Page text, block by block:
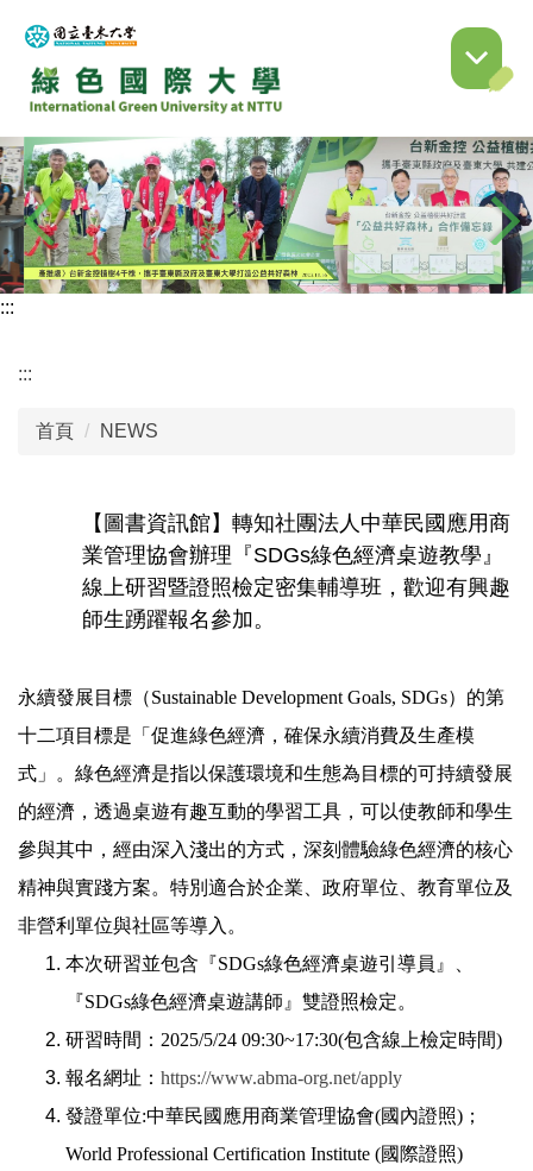
到
內
容
區
:::
:::
首頁 NEWS
【圖書資訊館】轉知社團法人中華民國應用商
業管理協會辦理『SDGs綠色經濟桌遊教學』
線上研習暨證照檢定密集輔導班，歡迎有興趣
師生踴躍報名參加。
永續發展目標（Sustainable Development Goals, SDGs）的第
十二項目標是「促進綠色經濟，確保永續消費及生產模
式」。綠色經濟是指以保護環境和生態為目標的可持續發展
的經濟，透過桌遊有趣互動的學習工具，可以使教師和學生
參與其中，經由深入淺出的方式，深刻體驗綠色經濟的核心
精神與實踐方案。特別適合於企業、政府單位、教育單位及
非營利單位與社區等導入。
本次研習並包含『SDGs綠色經濟桌遊引導員』、
『SDGs綠色經濟桌遊講師』雙證照檢定。
研習時間：2025/5/24 09:30~17:30(包含線上檢定時間)
報名網址： https://www.abma-org.net/apply
發證單位:中華民國應用商業管理協會(國內證照)；
World Professional Certification Institute (國際證照)